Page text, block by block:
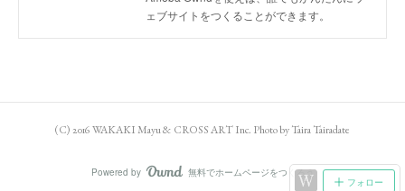
ェブサイトをつくることができます。
フォロー
(C) 2016 WAKAKI Mayu & CROSS ART Inc. Photo by Taira Tairadate
Powered by AmebaOwnd
無料でホームページをつくろう